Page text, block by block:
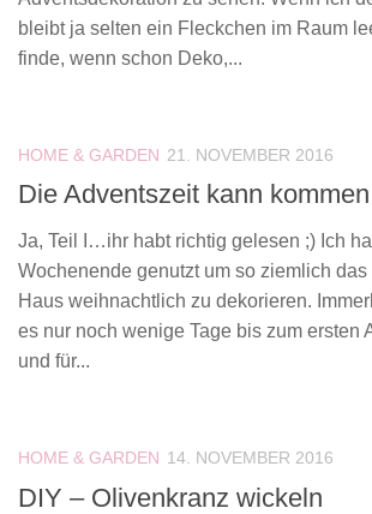
bleibt ja selten ein Fleckchen im Raum
finde, wenn schon Deko,...
HOME & GARDEN 21. NOVEMBER 2016
Die Adventszeit kann
Ja, Teil I…ihr habt richtig gelesen ;) Ich
Wochenende genutzt um so ziemlich das
Haus weihnachtlich zu dekorieren.
es nur noch wenige Tage bis zum ersten
und für...
HOME & GARDEN 14. NOVEMBER 2016
DIY – Olivenkranz wickeln